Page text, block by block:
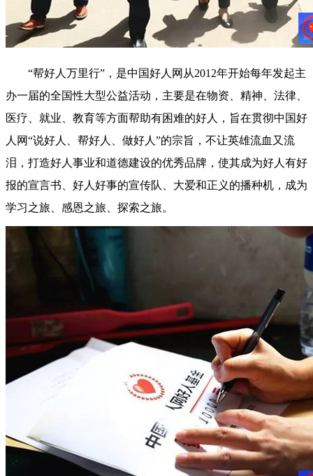
“帮好人万里行”，是中国好人网从2012年开始每年发起主
办一届的全国性大型公益活动，主要是在物资、精神、法律、
医疗、就业、教育等方面帮助有困难的好人，旨在贯彻中国好
人网“说好人、帮好人、做好人”的宗旨，不让英雄流血又流
泪，打造好人事业和道德建设的优秀品牌，使其成为好人有好
报的宣言书、好人好事的宣传队、大爱和正义的播种机，成为
学习之旅、感恩之旅、探索之旅。